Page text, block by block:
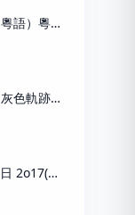
越難越愛（粵語）粵語手機鈴聲下載
BEYOND - 灰色軌跡 吉他solo
李克勤 - 紅日 2o17(粵語)鈴聲免費